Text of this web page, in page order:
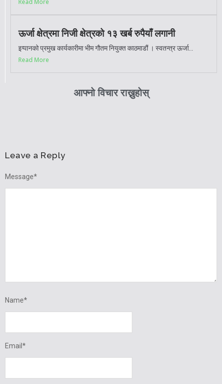
ऊर्जा क्षेत्रमा निजी क्षेत्रको १३ खर्ब रुपैयाँ लगानी
इप्पानको प्रमुख कार्यकारीमा भीम गौतम नियुक्त काठमाडौं । स्वतन्त्र ऊर्जा...
Read More
आफ्नो विचार राख्नुहोस्
Leave a Reply
Message*
Name*
Email *